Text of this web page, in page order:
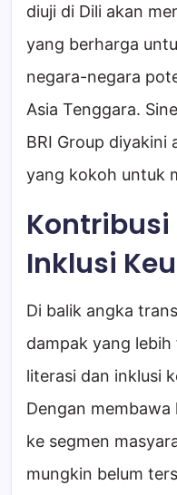
diuji di Dili akan
yang berharga
negara-negara
Asia Tenggara.
BRI Group diyakini
yang kokoh untuk
Inklusi
Di balik angka
dampak yang
literasi dan inklusi
Dengan
ke segmen
mungkin belum